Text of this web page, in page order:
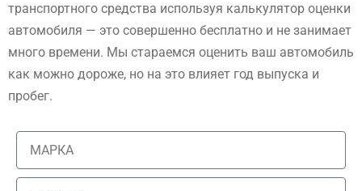
транспортного средства используя калькулятор оценки
автомобиля — это совершенно бесплатно и не занимает
много времени. Мы стараемся оценить ваш автомобиль
как можно дороже, но на это влияет год выпуска и
пробег.